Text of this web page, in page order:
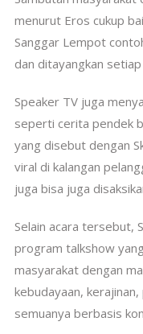
menurut Eros cukup
Sanggar Lempot
dan ditayangkan
Speaker TV juga
seperti cerita pendek
yang disebut dengan
viral di kalangan
juga bisa juga
Selain acara tersebut,
program talkshow
masyarakat dengan
kebudayaan,
semuanya berbasis